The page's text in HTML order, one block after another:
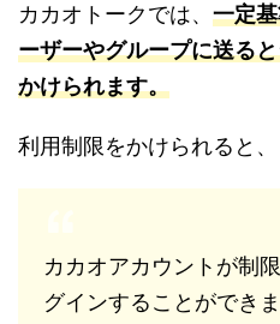
カカオトークでは、 一定
ーザーやグループに送る
かけられます。
利用制限をかけられると、
カカオアカウントが制
グインすることができま